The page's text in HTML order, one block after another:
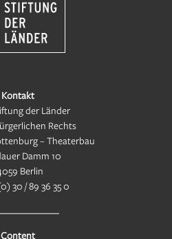
Kontakt
der Länder
Rechts
– Theaterbau
Damm 10
Berlin
30 / 89 36 35 0
Content